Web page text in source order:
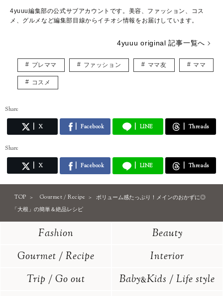
4yuuu編集部の公式サブアカウントです。美容、ファッション、コス
メ、グルメなど編集部目線からイチオシ情報をお届けしています。
4yuuu original 記事一覧へ
プレママ ファッション ママ友 ママ
コスメ
Share
X Facebook LINE Threads
Share
X Facebook LINE Threads
TOP Gourmet / Recipe
ボリューム感たっぷり！メインのおかずに◎
「大根」の簡単＆絶品レシピ
Fashion
Beauty
Gourmet / Recipe
Interior
Trip / Go out
Baby&Kids / Life style